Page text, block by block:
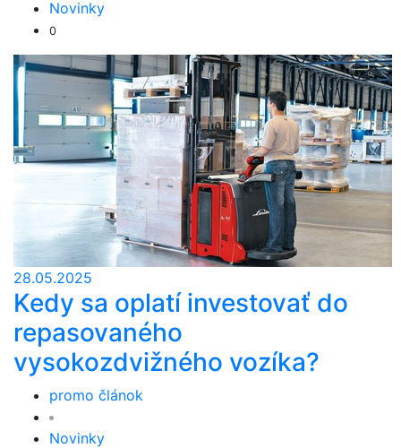
Novinky
0
28.05.2025
Kedy sa oplatí investovať do
repasovaného
vysokozdvižného vozíka?
promo článok
Novinky